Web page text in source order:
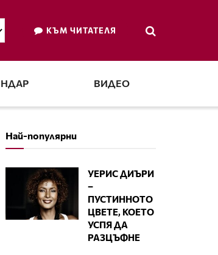
КЪМ ЧИТАТЕЛЯ
ВИДЕО
Най-популярни
УЕРИС ДИЪРИ
–
ПУСТИННОТО
ЦВЕТЕ, КОЕТО
УСПЯ ДА
РАЗЦЪФНЕ